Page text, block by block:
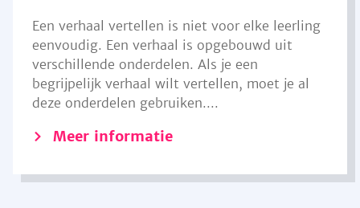
Een verhaal vertellen is niet voor elke leerling
eenvoudig. Een verhaal is opgebouwd uit
verschillende onderdelen. Als je een
begrijpelijk verhaal wilt vertellen, moet je al
deze onderdelen gebruiken....
Meer informatie